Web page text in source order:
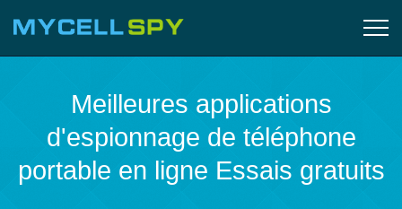
Meilleures applications
d'espionnage de téléphone
portable en ligne Essais gratuits